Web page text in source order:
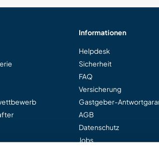
Informationen
Helpdesk
Sicherheit
FAQ
Versicherung
Gastgeber-
AGB
Datenschutz
Jobs